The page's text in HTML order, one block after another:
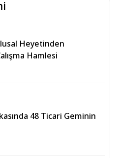
Heyetinden
Hamlesi
48 Ticari Geminin